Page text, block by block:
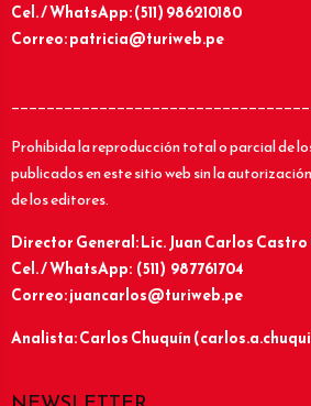
Cel. / WhatsApp: (511) 986210180
Correo: patricia@turiweb.pe
Prohibida la reproducción total o parcial de
publicados en este sitio web sin la
de los editores.
Director General: Lic.Juan Carlos
Cel. / WhatsApp: (511) 987761704
Correo: juancarlos@turiweb.pe
Analista: Carlos Chuquín